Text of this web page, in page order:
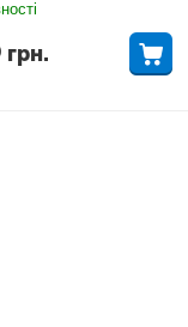
грн.